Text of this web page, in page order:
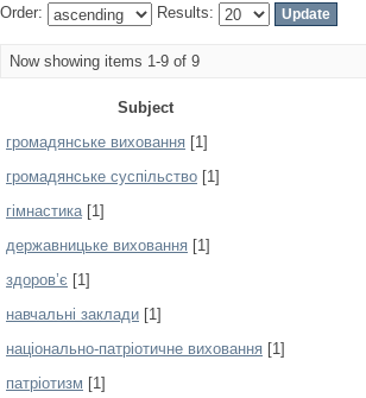
Order: Results:
Now showing items 1-9 of 9
Subject
громадянське виховання [1]
громадянське суспільство [1]
гімнастика[1]
державницьке виховання [1]
здоров’є [1]
навчальні заклади [1]
національно-патріотичне виховання [1]
патріотизм [1]